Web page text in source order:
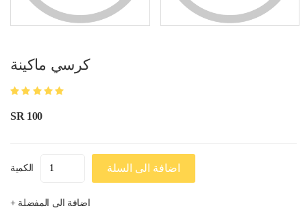
كرسي ماكينة
SR 100
الكمية اضافة الى السلة
+ اضافة الى المفضلة